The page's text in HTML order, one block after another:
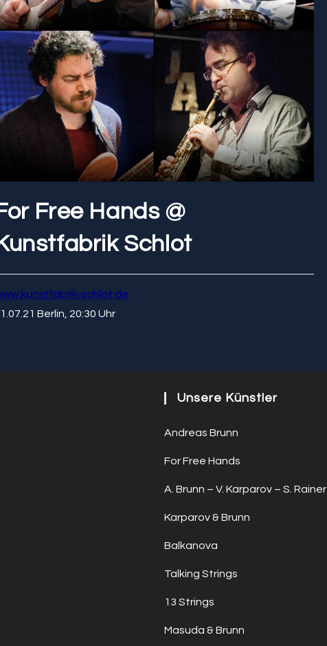
Free Hands @
Schlot
schlot.de
Berlin, 20:30 Uhr
Unsere Künstler
Andreas Brunn
For Free Hands
A. Brunn – V. Karparov – S. Rainer
Karparov & Brunn
Balkanova
Talking Strings
13 Strings
Masuda & Brunn